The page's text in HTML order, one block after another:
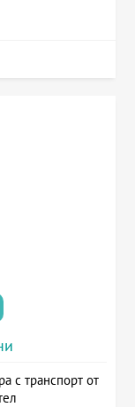
с транспорт от